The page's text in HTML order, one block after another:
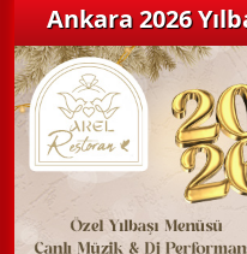
Ankara 2026